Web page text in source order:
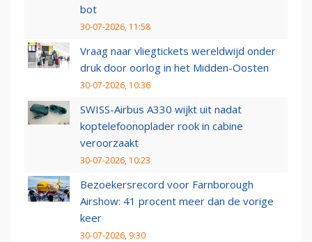
bot
30-07-2026, 11:58
Vraag naar vliegtickets wereldwijd onder
druk door oorlog in het Midden-Oosten
30-07-2026, 10:36
SWISS-Airbus A330 wijkt uit nadat
koptelefoonoplader rook in cabine
veroorzaakt
30-07-2026, 10:23
Bezoekersrecord voor Farnborough
Airshow: 41 procent meer dan de vorige
keer
30-07-2026, 9:30